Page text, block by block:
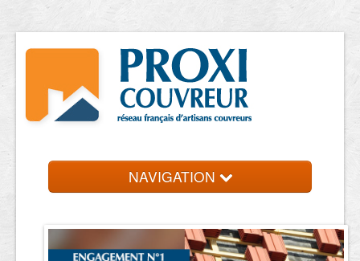
NAVIGATION